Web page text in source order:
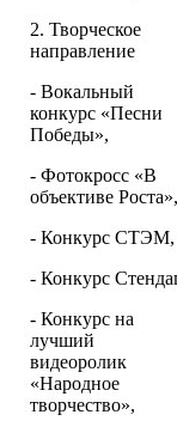
2. Творческое
направление
- Вокальный
конкурс «Песни
Победы»,
- Фотокросс «В
объективе Роста»,
- Конкурс СТЭМ,
- Конкурс
- Конкурс на
лучший
видеоролик
«Народное
творчество»,